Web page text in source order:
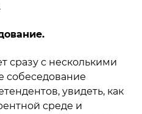
сразу с несколькими
собеседование
увидеть, как
среде и